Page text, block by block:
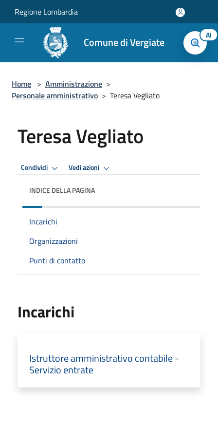
Regione Lombardia
Comune di Vergiate AI
Home > Amministrazione >
Personale amministrativo > Teresa Vegliato
Teresa Vegliato
Condividi Vedi azioni
INDICE DELLA PAGINA
Incarichi
Organizzazioni
Punti di contatto
Incarichi
Istruttore amministrativo contabile -
Servizio entrate